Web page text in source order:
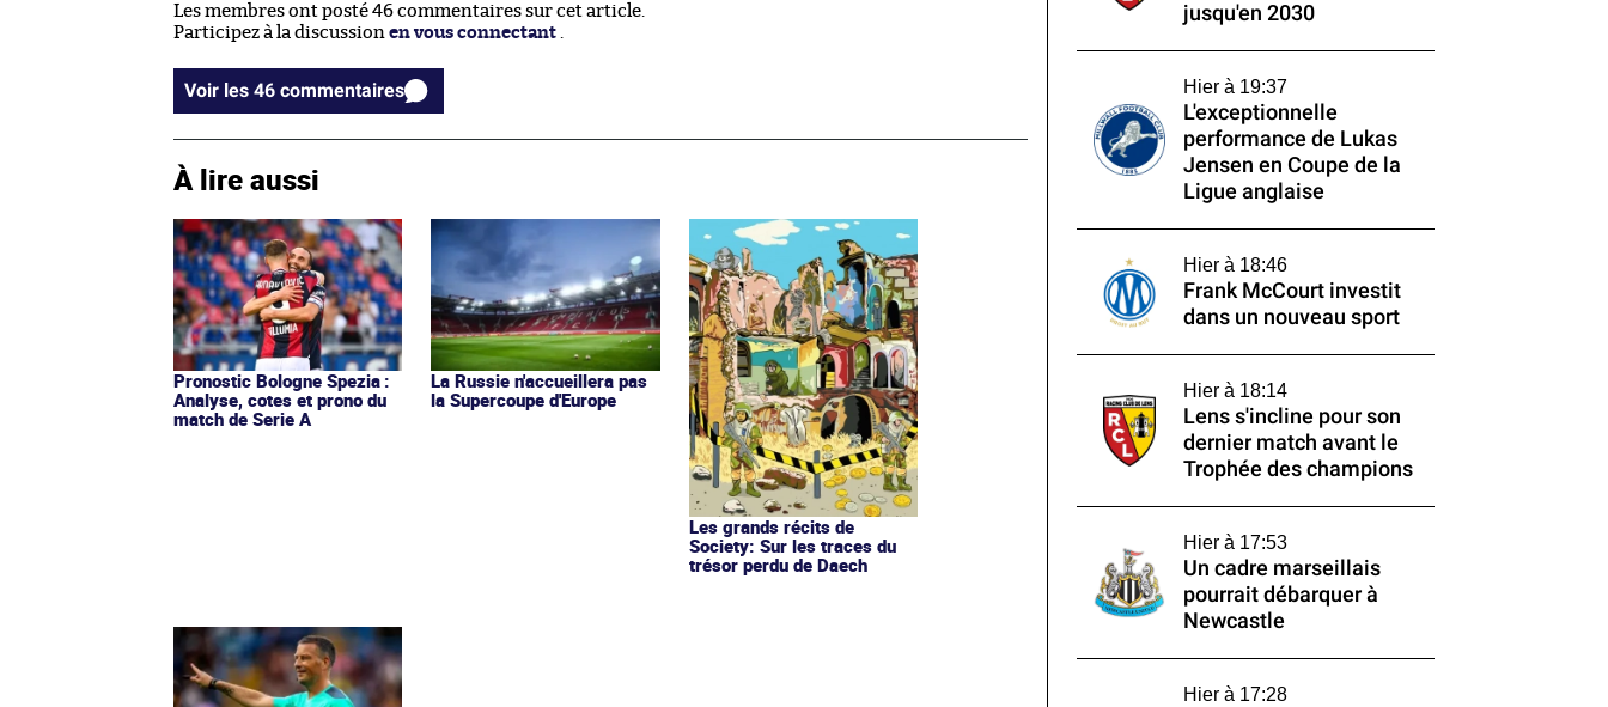
Les membres ont posté 46 commentaires sur cet article.
Participez à la discussion en vous connectant
Voir les 46 commentaires
À lire aussi
Pronostic Bologne Spezia :
Analyse, cotes et prono du
match de Serie A
La Russie n'accueillera pas
la Supercoupe d'Europe
Les grands récits de
Society: Sur les traces du
trésor perdu de Daech
jusqu'en 2030
Hier à 19:37
L'exceptionnelle
performance de Lukas
Jensen en Coupe de la
Ligue anglaise
Hier à 18:46
Frank McCourt investit
dans un nouveau sport
Hier à 18:14
Lens s'incline pour son
dernier match avant le
Trophée des champions
Hier à 17:53
Un cadre marseillais
pourrait débarquer à
Newcastle
Hier à 17:28